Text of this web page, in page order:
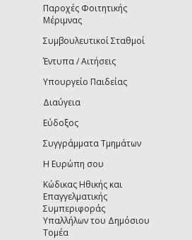
Παροχές Φοιτητικής
Μέριμνας
Συμβουλευτικοί Σταθμοί
Έντυπα / Αιτήσεις
Υπουργείο Παιδείας
Διαύγεια
Εύδοξος
Συγγράμματα Τμημάτων
Η Ευρώπη σου
Κώδικας Ηθικής και
Επαγγελματικής
Συμπεριφοράς
Υπαλλήλων του Δημόσιου
Τομέα